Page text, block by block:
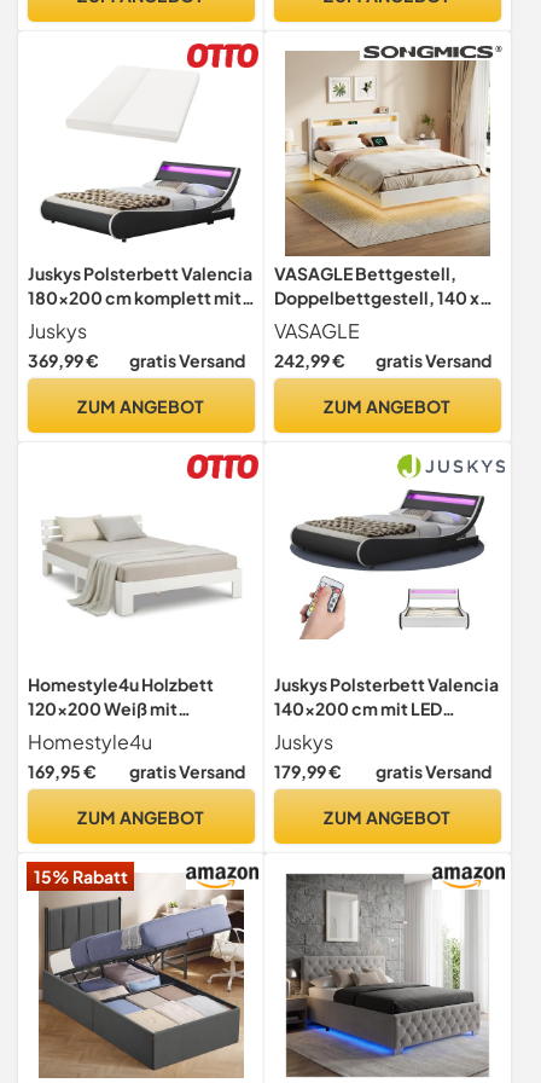
Jugendbett
Kopfteil, cappuccinobeige
Juskys Polsterbett Valencia
180x200 cm komplett mit
Matratze, LED
Beleuchtung, Lattenrost &
Kopfteil - Bett Doppelbett
Juskys
369,99 € gratis Versand
ZUM ANGEBOT
VASAGLE Bettgestell,
Doppelbettgestell, 140 x
200 cm, schwebender
visueller Effekt, Bett mit
LED-Beleuchtung, hohem
modern, wolkenweiß
VASAGLE
242,99 € gratis Versand
ZUM ANGEBOT
Homestyle4u Holzbett
120x200 Weiß mit
Lattenrost, Kiefer
Massivholz
Homestyle4u
169,95 € gratis Versand
ZUM ANGEBOT
Juskys Polsterbett Valencia
140x200 cm mit LED
Beleuchtung, Lattenrost,
Kopfteil & Kunstleder -
Bett Jugendbett
schwarz
Juskys
179,99 € gratis Versand
ZUM ANGEBOT
15% Rabatt